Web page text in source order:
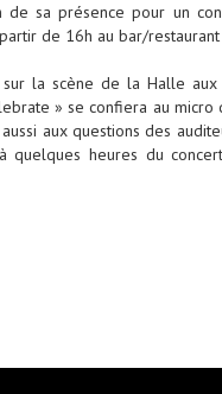
de sa présence pour un
de 16h au bar/
la scène de la Halle aux
» se confiera au
aux questions des
quelques heures du